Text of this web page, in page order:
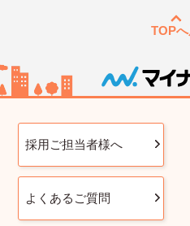
TOP
採用ご担当者様へ
よくあるご質問